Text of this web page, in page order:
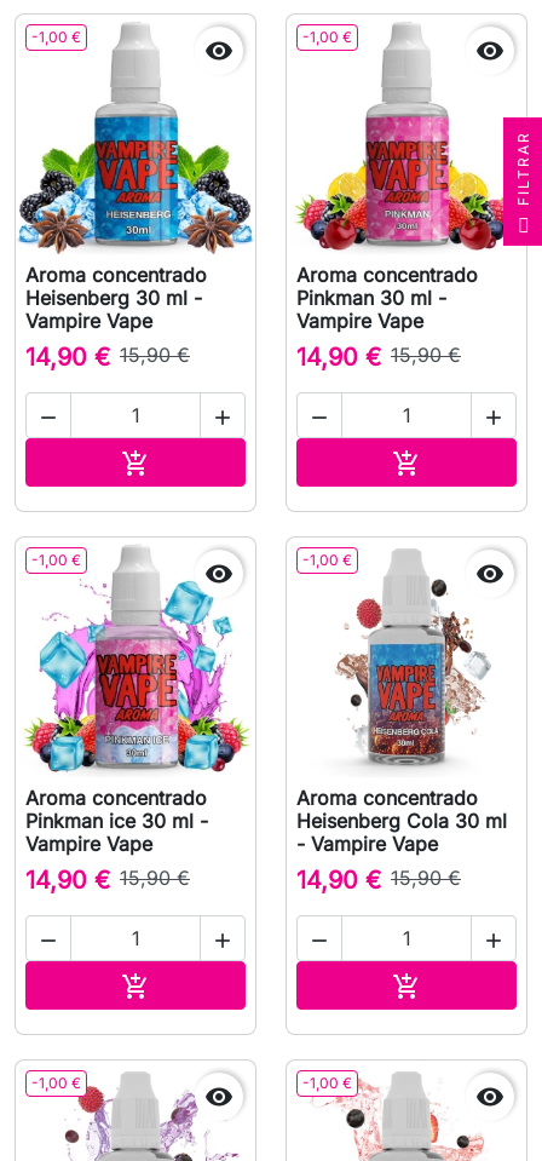
-1,00 € 
Aroma concentrado
Heisenberg 30 ml -
Vampire Vape
14,90 € 15,90 €
 

-1,00 € 
Aroma concentrado
Pinkman 30 ml -
Vampire Vape
14,90 € 15,90 €
 

-1,00 € 
Aroma concentrado
Pinkman ice 30 ml -
Vampire Vape
14,90 € 15,90 €
 

-1,00 € 
Aroma concentrado
Heisenberg Cola 30 ml
- Vampire Vape
14,90 € 15,90 €
 

-1,00 €  -1,00 € 
R